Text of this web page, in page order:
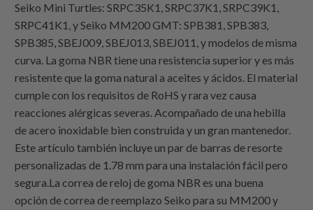
Seiko Mini Turtles: SRPC35K1, SRPC37K1, SRPC39K1,
SRPC41K1, y Seiko MM200 GMT: SPB381, SPB383,
SPB385, SBEJ009, SBEJ013, SBEJ011, y modelos de misma
curva. La goma NBR tiene una resistencia superior y es más
resistente que la goma natural a aceites y ácidos. El material
cumple con los requisitos de RoHS y rara vez causa
reacciones alérgicas severas. Acompañado de una hebilla
de acero inoxidable bien construida y un gran mantenedor.
Este artículo también incluye un par de barras de resorte
personalizadas de 1.78 mm para una instalación fácil pero
segura.La correa de reloj de goma NBR es una buena
opción de correa de reemplazo Seiko para su MM200 y